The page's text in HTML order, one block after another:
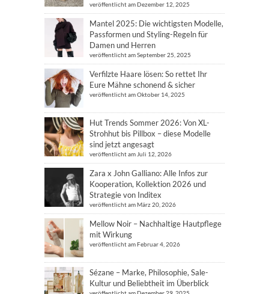
veröffentlicht am Dezember 12, 2025
Mantel 2025: Die wichtigsten Modelle,
Passformen und Styling-Regeln für
Damen und Herren
veröffentlicht am September 25, 2025
Verfilzte Haare lösen: So rettet Ihr
Eure Mähne schonend & sicher
veröffentlicht am Oktober 14, 2025
Hut Trends Sommer 2026: Von XL-
Strohhut bis Pillbox – diese Modelle
sind jetzt angesagt
veröffentlicht am Juli 12, 2026
Zara x John Galliano: Alle Infos zur
Kooperation, Kollektion 2026 und
Strategie von Inditex
veröffentlicht am März 20, 2026
Mellow Noir – Nachhaltige Hautpflege
mit Wirkung
veröffentlicht am Februar 4, 2026
Sézane – Marke, Philosophie, Sale-
Kultur und Beliebtheit im Überblick